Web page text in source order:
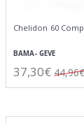
Chelidon 60
BAMA- GEVE
37,30€ 44,96€